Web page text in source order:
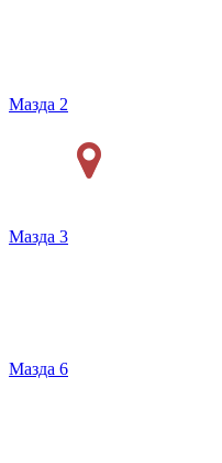
Мазда 2
Мазда 3
Мазда 6